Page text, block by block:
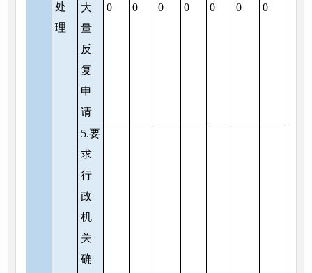
处
理
大
量
反
复
申
请
0 0 0 0 0 0 0
5.要
求
行
政
机
关
确